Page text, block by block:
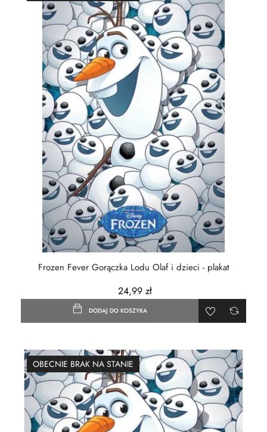
Frozen Fever Gorączka Lodu Olaf i dzieci - plakat
24,99 zł
DODAJ DO KOSZYKA
OBECNIE BRAK NA STANIE